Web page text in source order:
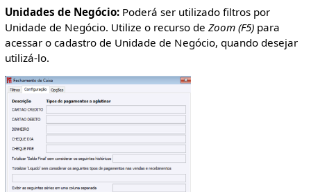
Unidades de Negócio:Poderá ser utilizado filtros por
Unidade de Negócio. Utilize o recurso de Zoom (F5)para
acessar o cadastro de Unidade de Negócio, quando desejar
utilizá-lo.